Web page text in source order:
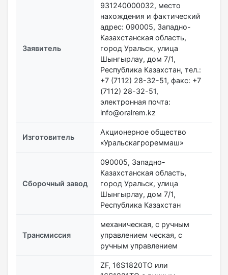
Заявитель
931240000032, место
нахождения и фактический
адрес: 090005, Западно-
Казахстанская область,
город Уральск, улица
Шынгырлау, дом 7/1,
Республика Казахстан, тел.:
+7 (7112) 28-32-51, факс: +7
(7112) 28-32-51,
электронная почта:
info@oralrem.kz
Изготовитель
Акционерное общество
«Уральскагрореммаш»
Сборочный завод
090005, Западно-
Казахстанская область,
город Уральск, улица
Шынгырлау, дом 7/1,
Республика Казахстан
Трансмиссия
механическая, с ручным
управлением ческая, с
ручным управлением
ZF, 16S1820ТО или